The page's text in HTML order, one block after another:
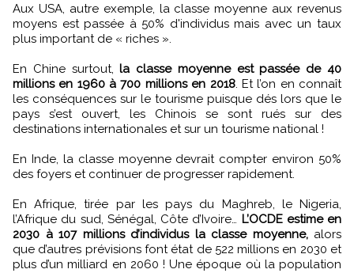
Aux USA, autre exemple, la classe moyenne aux revenus
moyens est passée à 50% d'individus mais avec un taux
plus important de « riches ».
En Chine surtout, la classe moyenne est passée de 40
millions en 1960 à 700 millions en 2018. Et l’on en connaît
les conséquences sur le tourisme puisque dés lors que le
pays s’est ouvert, les Chinois se sont rués sur des
destinations internationales et sur un tourisme national !
En Inde, la classe moyenne devrait compter environ 50%
des foyers et continuer de progresser rapidement.
En Afrique, tirée par les pays du Maghreb, le Nigeria,
l’Afrique du sud, Sénégal, Côte d’Ivoire… L’OCDE estime en
2030 à 107 millions d’individus la classe moyenne,alors
que d’autres prévisions font état de 522 millions en 2030 et
plus d’un milliard en 2060 ! Une époque où la population